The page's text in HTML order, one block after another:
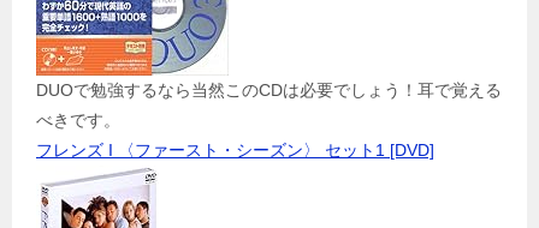
DUOで勉強するなら当然このCDは必要でしょう！耳で覚える
べきです。
フレンズ I 〈ファースト・シーズン〉 セット1 [DVD]